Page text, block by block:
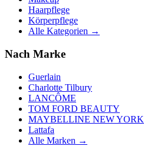
Haarpflege
Körperpflege
Alle Kategorien →
Nach Marke
Guerlain
Charlotte Tilbury
LANCÔME
TOM FORD BEAUTY
MAYBELLINE NEW YORK
Lattafa
Alle Marken →